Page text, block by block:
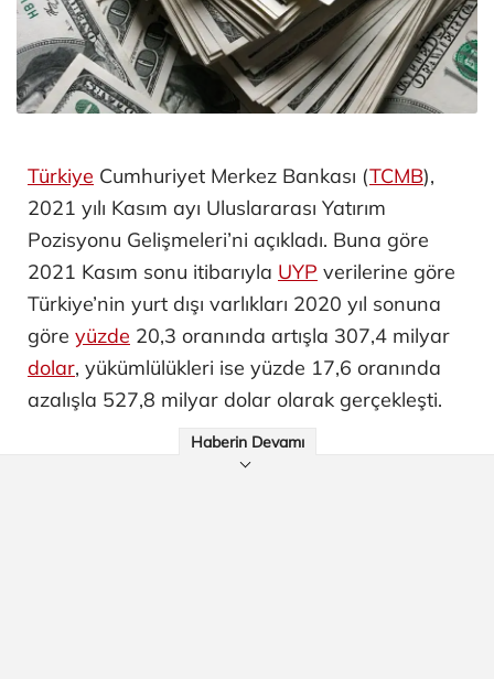
Türkiye Cumhuriyet Merkez Bankası (TCMB),
2021 yılı Kasım ayı Uluslararası Yatırım
Pozisyonu Gelişmeleri’ni açıkladı. Buna göre
2021 Kasım sonu itibarıyla UYP verilerine göre
Türkiye’nin yurt dışı varlıkları 2020 yıl sonuna
göre yüzde 20,3 oranında artışla 307,4 milyar
dolar, yükümlülükleri ise yüzde 17,6 oranında
azalışla 527,8 milyar dolar olarak gerçekleşti.
Haberin Devamı